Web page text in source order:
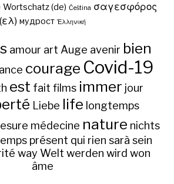
Wortschatz (de) Čeština σαγεσφόρος
(ελ) мудрост Ἑλληνική
amour art Auge avenir bien
courage Covid-19
est fait films immer jour
Liebe life longtemps
médecine nature nichts
présent qui rien sarà sein
way Welt werden wird won
âme